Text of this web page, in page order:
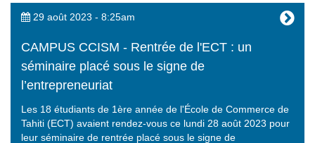
29 août 2023 - 8:25am
CAMPUS CCISM - Rentrée de l'ECT : un
séminaire placé sous le signe de
l’entrepreneuriat
Les 18 étudiants de 1ère année de l'École de Commerce de
Tahiti (ECT) avaient rendez-vous ce lundi 28 août 2023 pour
leur séminaire de rentrée placé sous le signe de